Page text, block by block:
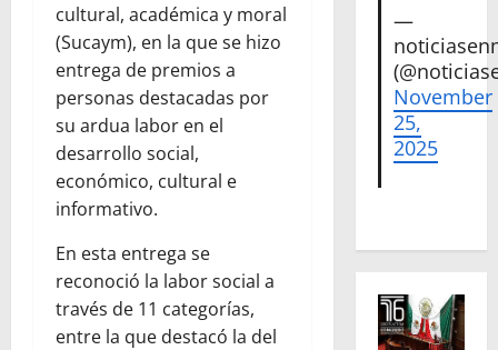
cultural, académica y moral
(Sucaym), en la que se hizo
entrega de premios a
personas destacadas por
su ardua labor en el
desarrollo social,
económico, cultural e
informativo.
En esta entrega se
reconoció la labor social a
través de 11 categorías,
entre la que destacó la del
—
November
25,
2025